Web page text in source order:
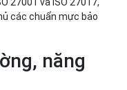
các chuẩn mực bảo
năng